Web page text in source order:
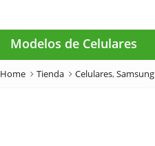
Modelos de Celulares
Home Tienda Celulares,Samsung